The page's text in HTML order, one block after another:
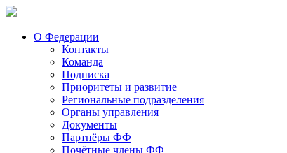
О Федерации
Контакты
Команда
Подписка
Приоритеты и развитие
Региональные подразделения
Органы управления
Документы
Партнёры ФФ
Почётные члены ФФ